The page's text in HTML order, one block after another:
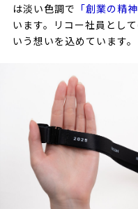
は淡い色調で 「創業の精
います。リコー社員とし
いう想いを込めています。